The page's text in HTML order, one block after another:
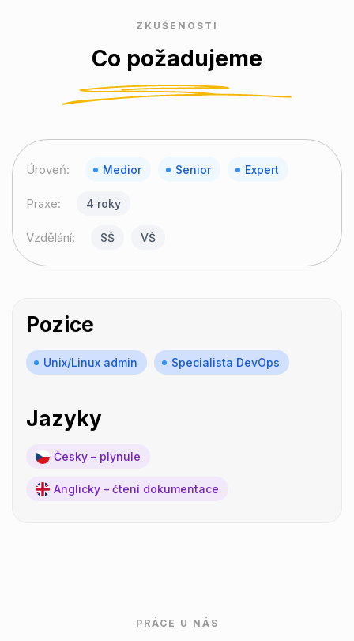
ZKUŠENOSTI
Co požadujeme
Úroveň: Medior Senior Expert
Praxe: 4 roky
Vzdělání: SŠ VŠ
Pozice
Unix/Linux admin Specialista DevOps
Jazyky
Česky – plynule
Anglicky – čtení dokumentace
PRÁCE U NÁS